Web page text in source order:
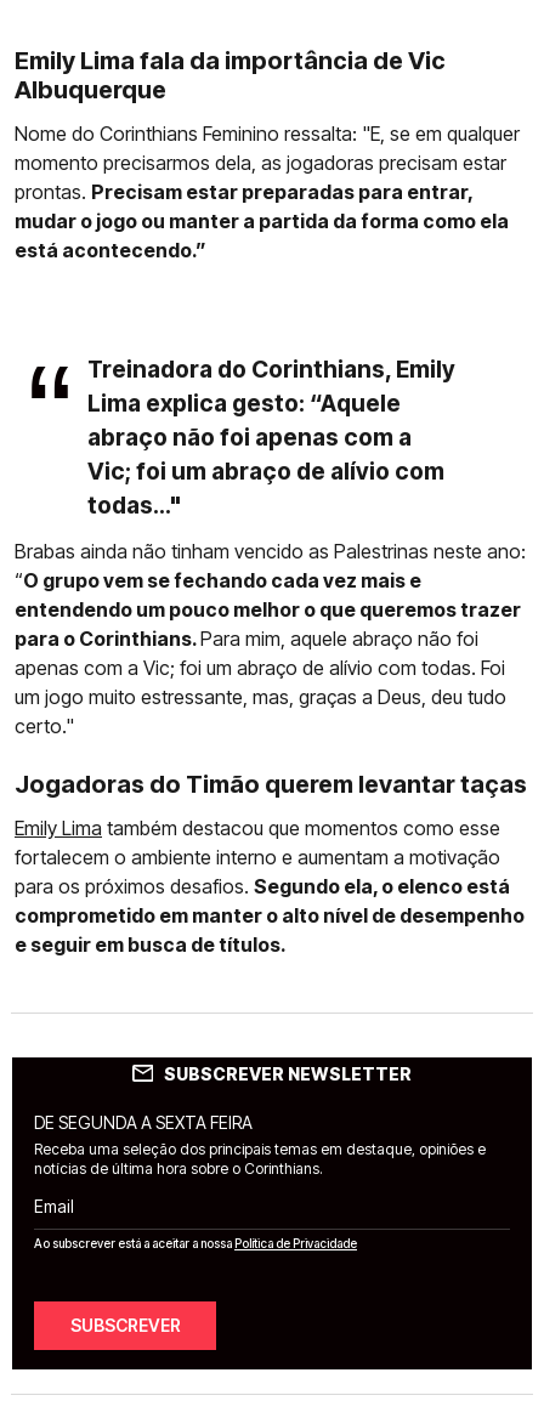
Emily Lima fala da importância de Vic
Albuquerque
Nome do Corinthians Feminino ressalta: "E, se em qualquer
momento precisarmos dela, as jogadoras precisam estar
prontas. Precisam estar preparadas para entrar,
mudar o jogo ou manter a partida da forma como ela
está acontecendo.”
Treinadora do Corinthians, Emily
Lima explica gesto: “Aquele
abraço não foi apenas com a
Vic; foi um abraço de alívio com
todas..."
Brabas ainda não tinham vencido as Palestrinas neste ano:
“O grupo vem se fechando cada vez mais e
entendendo um pouco melhor o que queremos trazer
para o Corinthians.Para mim, aquele abraço não foi
apenas com a Vic; foi um abraço de alívio com todas. Foi
um jogo muito estressante, mas, graças a Deus, deu tudo
certo."
Jogadoras do Timão querem levantar taças
Emily Lima também destacou que momentos como esse
fortalecem o ambiente interno e aumentam a motivação
para os próximos desafios. Segundo ela, o elenco está
comprometido em manter o alto nível de desempenho
e seguir em busca de títulos.
SUBSCREVER NEWSLETTER
DE SEGUNDA A SEXTA FEIRA
Receba uma seleção dos principais temas em destaque, opiniões e
notícias de última hora sobre o Corinthians.
Email
Ao subscrever está a aceitar a nossaPolítica de Privacidade
SUBSCREVER